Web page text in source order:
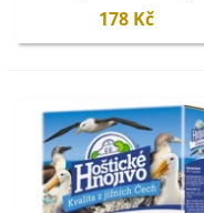
178 Kč